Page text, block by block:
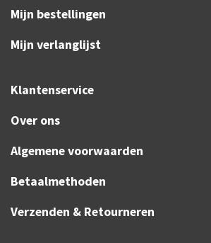
Mijn bestellingen
Mijn verlanglijst
Klantenservice
Over ons
Algemene voorwaarden
Betaalmethoden
Verzenden & Retourneren